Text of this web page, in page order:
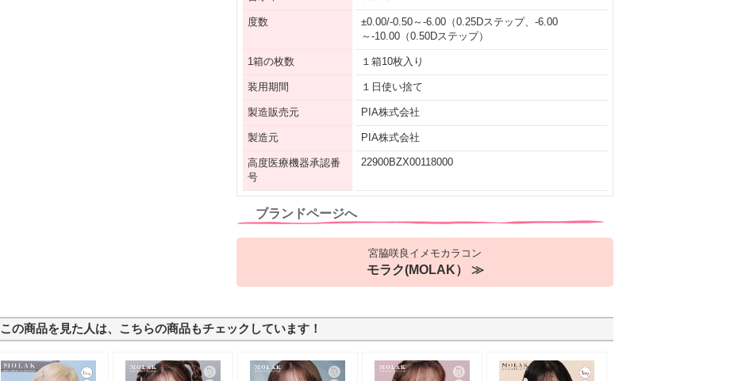
度数
±0.00/-0.50～-6.00（0.25Dステップ、-6.00
～-10.00（0.50Dステップ）
1箱の枚数 １箱10枚入り
装用期間 １日使い捨て
製造販売元 PIA株式会社
製造元 PIA株式会社
高度医療機器承認番
号
22900BZX00118000
ブランドページへ
宮脇咲良イメモカラコン
モラク(MOLAK） ≫
この商品を見た人は、こちらの商品もチェックしています！